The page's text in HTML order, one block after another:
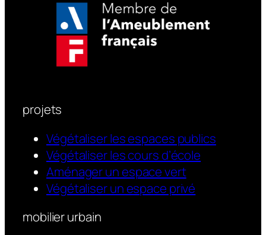
projets
Végétaliser les espaces publics
Végétaliser les cours d’école
Aménager un espace vert
Végétaliser un espace privé
mobilier urbain